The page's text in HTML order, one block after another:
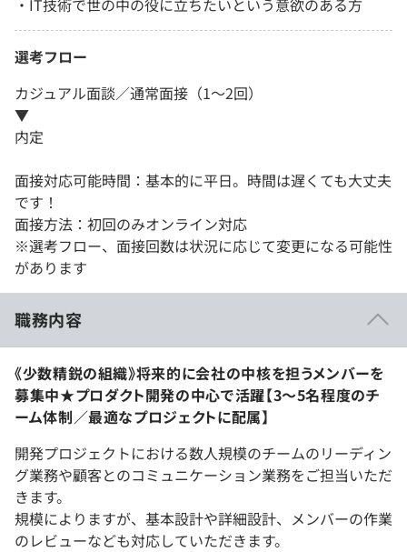
・IT技術で世の中の役に立ちたいという意欲のある方
選考フロー
カジュアル面談／通常面接（1～2回）
▼
内定
面接対応可能時間：基本的に平日。時間は遅くても大丈夫
です！
面接方法：初回のみオンライン対応
※選考フロー、面接回数は状況に応じて変更になる可能性
があります
職務内容
《少数精鋭の組織》将来的に会社の中核を担うメンバーを
募集中★プロダクト開発の中心で活躍【3〜5名程度のチ
ーム体制／最適なプロジェクトに配属】
開発プロジェクトにおける数人規模のチームのリーディン
グ業務や顧客とのコミュニケーション業務をご担当いただ
きます。
規模によりますが、基本設計や詳細設計、メンバーの作業
のレビューなども対応していただきます。